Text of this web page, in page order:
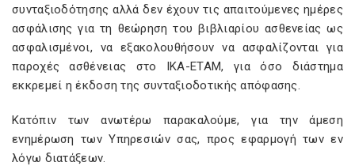
συνταξιοδότησης αλλά δεν έχουν τις απαιτούμενες ημέρες
ασφάλισης για τη θεώρηση του βιβλιαρίου ασθενείας ως
ασφαλισμένοι, να εξακολουθήσουν να ασφαλίζονται για
παροχές ασθένειας στο ΙΚΑ-ΕΤΑΜ, για όσο διάστημα
εκκρεμεί η έκδοση της συνταξιοδοτικής απόφασης.
Κατόπιν των ανωτέρω παρακαλούμε, για την άμεση
ενημέρωση των Υπηρεσιών σας, προς εφαρμογή των εν
λόγω διατάξεων.